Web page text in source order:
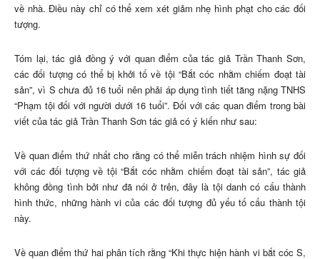
về nhà. Điều này chỉ có thể xem xét giảm nhẹ hình phạt cho các đối
tượng.
Tóm lại, tác giả đồng ý với quan điểm của tác giả Trần Thanh Sơn,
các đối tượng có thể bị khởi tố về tội “Bắt cóc nhằm chiếm đoạt tài
sản”, vì S chưa đủ 16 tuổi nên phải áp dụng tình tiết tăng nặng TNHS
“Phạm tội đối với người dưới 16 tuổi”. Đối với các quan điểm trong bài
viết của tác giả Trần Thanh Sơn tác giả có ý kiến như sau:
Về quan điểm thứ nhất cho rằng có thể miễn trách nhiệm hình sự đối
với các đối tượng về tội “Bắt cóc nhằm chiếm đoạt tài sản”, tác giả
không đồng tình bởi như đã nói ở trên, đây là tội danh có cấu thành
hình thức, những hành vi của các đối tượng đủ yếu tố cấu thành tội
này.
Về quan điểm thứ hai phân tích rằng “Khi thực hiện hành vi bắt cóc S,